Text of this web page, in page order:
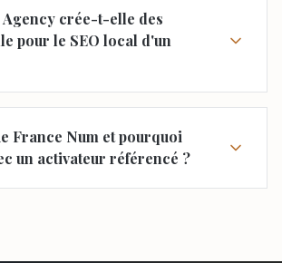
Agency crée-t-elle des
pour le SEO local d'un
France Num et pourquoi
un activateur référencé ?